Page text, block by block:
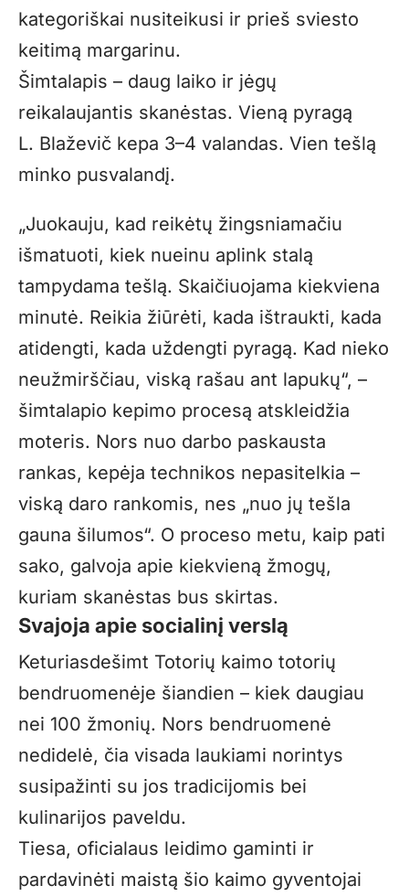
kategoriškai nusiteikusi ir prieš sviesto
keitimą margarinu.
Šimtalapis – daug laiko ir jėgų
reikalaujantis skanėstas. Vieną pyragą
L. Blaževič kepa 3–4 valandas. Vien tešlą
minko pusvalandį.
„Juokauju, kad reikėtų žingsniamačiu
išmatuoti, kiek nueinu aplink stalą
tampydama tešlą. Skaičiuojama kiekviena
minutė. Reikia žiūrėti, kada ištraukti, kada
atidengti, kada uždengti pyragą. Kad nieko
neužmirščiau, viską rašau ant lapukų“, –
šimtalapio kepimo procesą atskleidžia
moteris. Nors nuo darbo paskausta
rankas, kepėja technikos nepasitelkia –
viską daro rankomis, nes „nuo jų tešla
gauna šilumos“. O proceso metu, kaip pati
sako, galvoja apie kiekvieną žmogų,
kuriam skanėstas bus skirtas.
Svajoja apie socialinį verslą
Keturiasdešimt Totorių kaimo totorių
bendruomenėje šiandien – kiek daugiau
nei 100 žmonių. Nors bendruomenė
nedidelė, čia visada laukiami norintys
susipažinti su jos tradicijomis bei
kulinarijos paveldu.
Tiesa, oficialaus leidimo gaminti ir
pardavinėti maistą šio kaimo gyventojai